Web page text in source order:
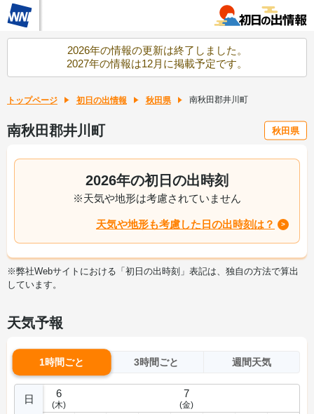
2026年の情報の更新は終了しました。
2027年の情報は12月に掲載予定です。
トップページ 初日の出情報 秋田県 南秋田郡井川町
南秋田郡井川町 秋田県
2026年の初日の出時刻
※天気や地形は考慮されていません
天気や地形も考慮した日の出時刻は？
※弊社Webサイトにおける「初日の出時刻」表記は、独自の方法で算出
しています。
天気予報
1時間ごと 3時間ごと 週間天気
日 6
(木)
7
(金)